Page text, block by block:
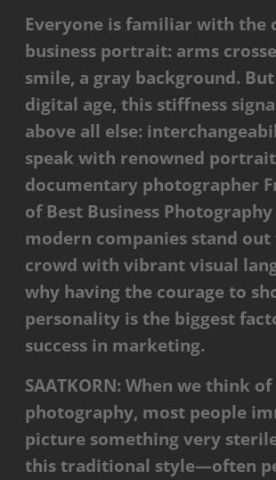
Everyone is familiar with the
business portrait: arms
smile, a gray background.
digital age, this stiffness
above all else:
speak with renowned
documentary photographer
of Best Business
modern companies stand
crowd with vibrant visual
why having the courage to
personality is the biggest
success in marketing.
SAATKORN: When we think
photography, most people
picture something very
this traditional style—often